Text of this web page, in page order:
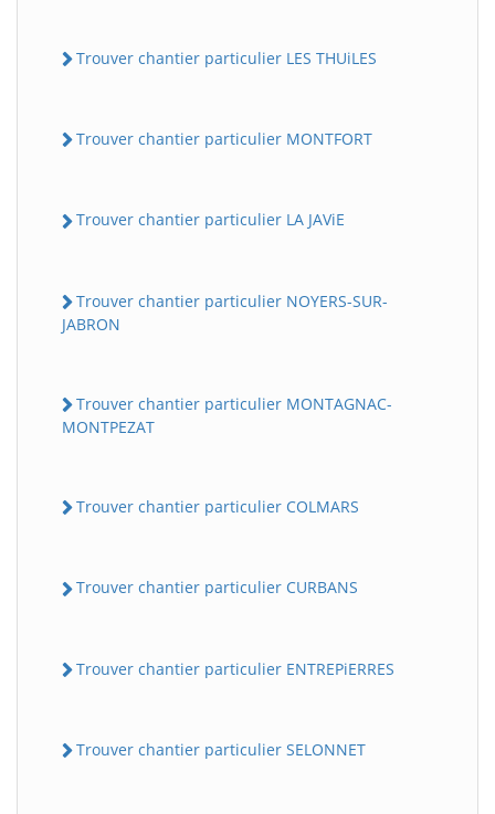
Trouver chantier particulier LES THUiLES
Trouver chantier particulier MONTFORT
Trouver chantier particulier LA JAViE
Trouver chantier particulier NOYERS-SUR-
JABRON
Trouver chantier particulier MONTAGNAC-
MONTPEZAT
Trouver chantier particulier COLMARS
Trouver chantier particulier CURBANS
Trouver chantier particulier ENTREPiERRES
Trouver chantier particulier SELONNET